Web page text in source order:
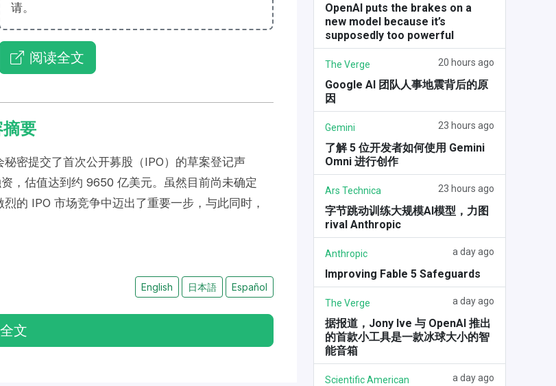
请。
阅读全文
摘要
密提交了首次公开募股（IPO）的草案登记声
，估值达到约 9650 亿美元。虽然目前尚未确定
的 IPO 市场竞争中迈出了重要一步，与此同时，
English 日本語 Español
文
OpenAI puts the brakes on a
new model because it’s
supposedly too powerful
The Verge 20 hours ago
Google AI 团队人事地震背后的原
因
Gemini 23 hours ago
了解 5 位开发者如何使用 Gemini
Omni 进行创作
Ars Technica 23 hours ago
字节跳动训练大规模AI模型，力图
rival Anthropic
Anthropic a day ago
Improving Fable 5 Safeguards
The Verge a day ago
据报道，Jony Ive 与 OpenAI 推出
的首款小工具是一款冰球大小的智
能音箱
Scientific American a day ago